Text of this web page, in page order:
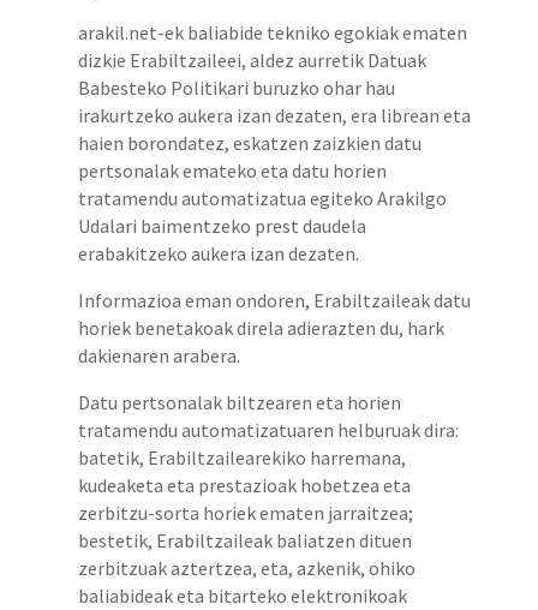
arakil.net-ek baliabide tekniko egokiak ematen
dizkie Erabiltzaileei, aldez aurretik Datuak
Babesteko Politikari buruzko ohar hau
irakurtzeko aukera izan dezaten, era librean eta
haien borondatez, eskatzen zaizkien datu
pertsonalak emateko eta datu horien
tratamendu automatizatua egiteko Arakilgo
Udalari baimentzeko prest daudela
erabakitzeko aukera izan dezaten.
Informazioa eman ondoren, Erabiltzaileak datu
horiek benetakoak direla adierazten du, hark
dakienaren arabera.
Datu pertsonalak biltzearen eta horien
tratamendu automatizatuaren helburuak dira:
batetik, Erabiltzailearekiko harremana,
kudeaketa eta prestazioak hobetzea eta
zerbitzu-sorta horiek ematen jarraitzea;
bestetik, Erabiltzaileak baliatzen dituen
zerbitzuak aztertzea, eta, azkenik, ohiko
baliabideak eta bitarteko elektronikoak